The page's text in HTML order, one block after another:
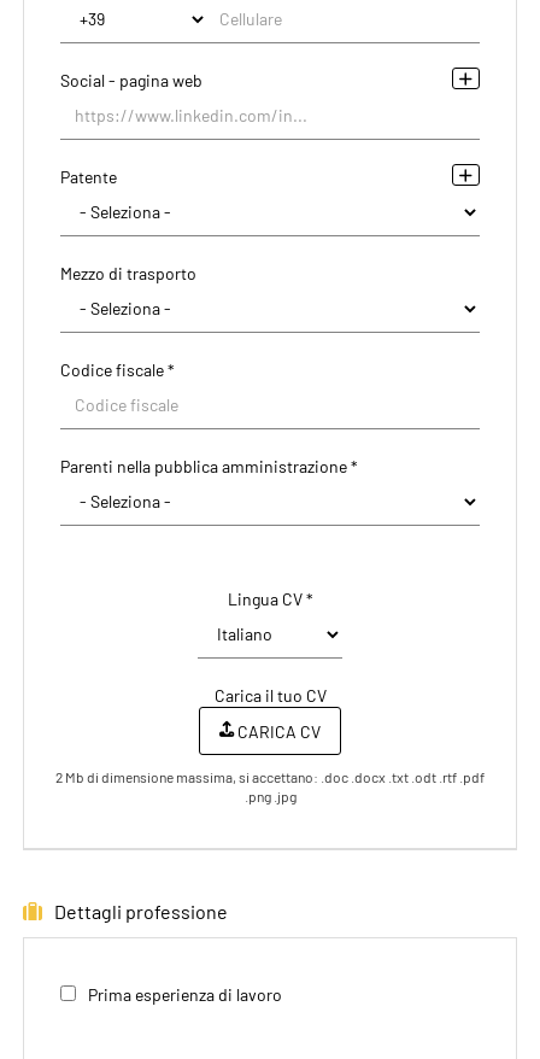
Social - pagina web
Patente
Mezzo di trasporto
Codice fiscale *
Parenti nella pubblica amministrazione *
Lingua CV *
Carica il tuo CV
CARICA CV
2 Mb di dimensione massima, si accettano: .doc .docx .txt .odt .rtf .pdf
.png .jpg
Dettagli professione
Prima esperienza di lavoro